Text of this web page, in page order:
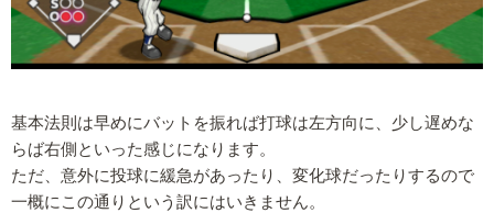
基本法則は早めにバットを振れば打球は左方向に、少し遅めな
らば右側といった感じになります。
ただ、意外に投球に緩急があったり、変化球だったりするので
一概にこの通りという訳にはいきません。